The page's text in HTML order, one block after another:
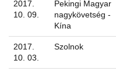
2017.
10. 09.
Pekingi Magyar
nagykövetség -
Kína
2017.
10. 03.
Szolnok